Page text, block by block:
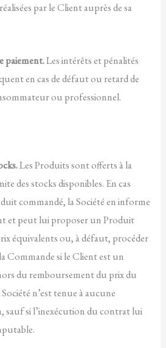
par le Client auprès de sa
paiement.Les intérêts et pénalités
en cas de défaut ou retard de
ou professionnel.
Les Produits sont offerts à la
des stocks disponibles. En cas
commandé, la Société en informe
et peut lui proposer un Produit
équivalents ou, à défaut, procéder
Commande si le Client est un
du remboursement du prix du
n’est tenue à aucune
sauf si l’inexécution du contrat lui